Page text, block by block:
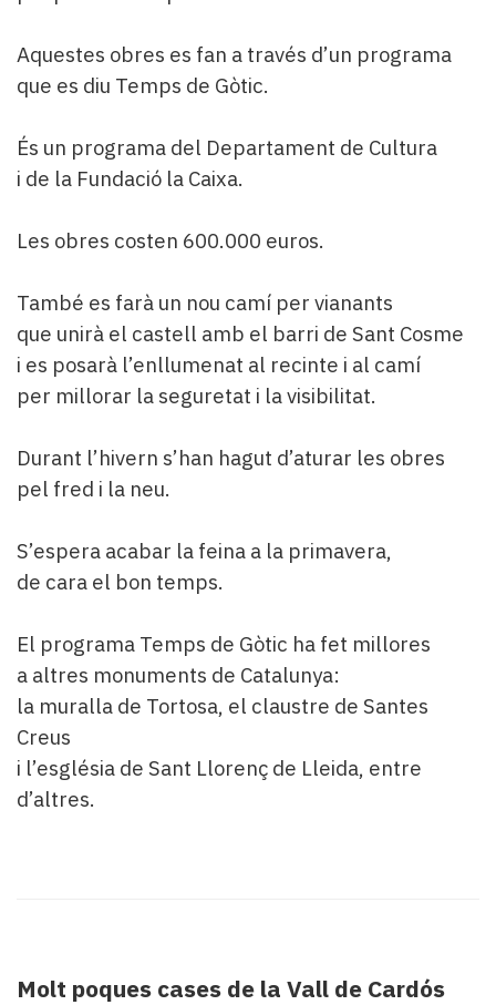
Aquestes obres es fan a través d’un programa
que es diu Temps de Gòtic.
És un programa del Departament de Cultura
i de la Fundació la Caixa.
Les obres costen 600.000 euros.
També es farà un nou camí per vianants
que unirà el castell amb el barri de Sant Cosme
i es posarà l’enllumenat al recinte i al camí
per millorar la seguretat i la visibilitat.
Durant l’hivern s’han hagut d’aturar les obres
pel fred i la neu.
S’espera acabar la feina a la primavera,
de cara el bon temps.
El programa Temps de Gòtic ha fet millores
a altres monuments de Catalunya:
la muralla de Tortosa, el claustre de Santes
Creus
i l’església de Sant Llorenç de Lleida, entre
d’altres.
Molt poques cases de la Vall de Cardós